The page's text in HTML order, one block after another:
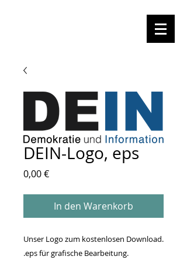
DEIN-Logo, eps
0,00 €Preis
In den Warenkorb
Unser Logo zum kostenlosen Download.
.eps für grafische Bearbeitung.